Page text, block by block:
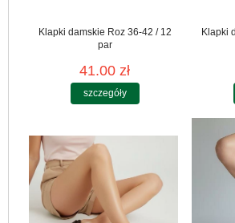
Klapki damskie Roz 36-42 / 12
par
41.00 zł
szczegóły
Klapki